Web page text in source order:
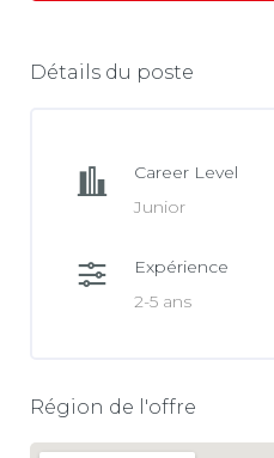
Détails du poste
Career Level
Junior
Expérience
2-5 ans
Région de l'offre